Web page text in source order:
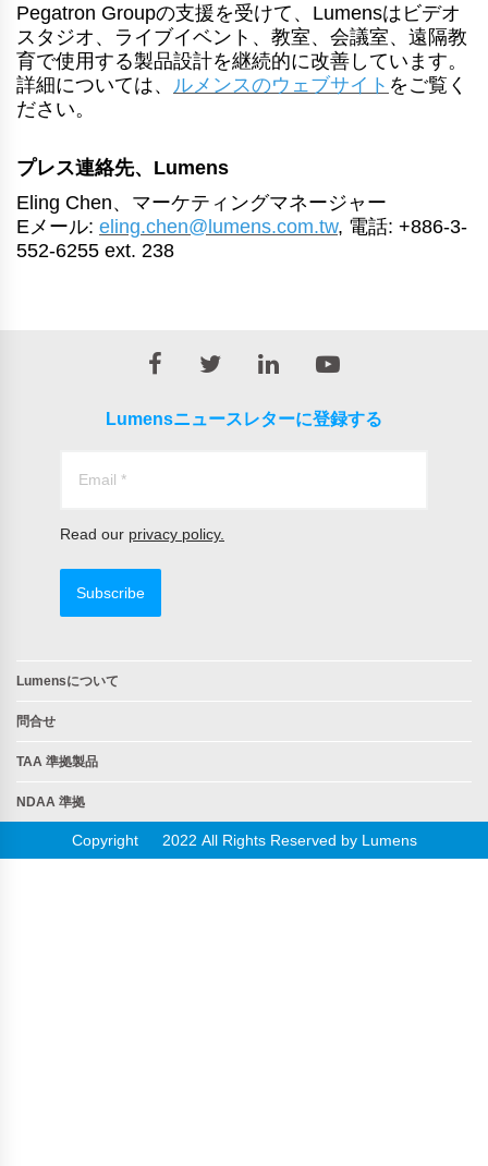
Pegatron Groupの支援を受けて、Lumensはビデオ
スタジオ、ライブイベント、教室、会議室、遠隔教
育で使用する製品設計を継続的に改善しています。
詳細については、
ル メンスのウェブサイト をご覧く
ださい。
プレス連絡先、Lumens
Eling Chen、マーケティングマネージャー
Eメール: eling.chen@lumens.com.tw, 電話: +886-3-
552-6255 ext. 238
Lumensニュースレターに登録する
Read our privacy policy.
Subscribe
Lumensについて
問合せ
TAA 準拠製品
NDAA 準拠
Copyright © 2022 All Rights Reserved by Lumens